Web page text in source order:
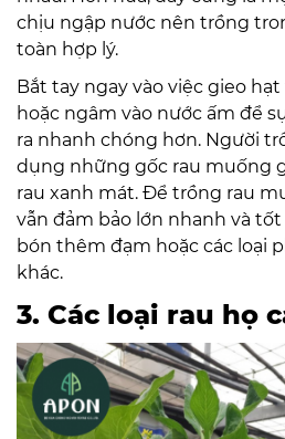
chịu ngập nước nên trồng
toàn hợp lý.
Bắt tay ngay vào việc gieo
hoặc ngâm vào nước ấm để
ra nhanh chóng hơn. Người
dụng những gốc rau muống
rau xanh mát. Để trồng rau
vẫn đảm bảo lớn nhanh và
bón thêm đạm hoặc các loại
khác.
3. Các loại rau họ